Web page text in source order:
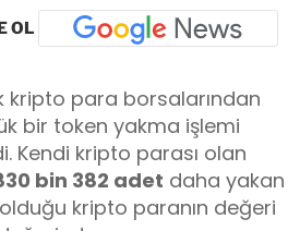
OL
kripto para borsalarından
bir token yakma işlemi
Kendi kripto parası olan
bin 382 adet daha yakan
olduğu kripto paranın değeri